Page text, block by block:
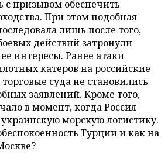
с призывом обеспечить
При этом подобная
лишь после того,
действий затронули
интересы. Ранее атаки
катеров на российские
суда не становились
заявлений. Кроме того,
в момент, когда Россия
морскую логистику.
Турции и как на